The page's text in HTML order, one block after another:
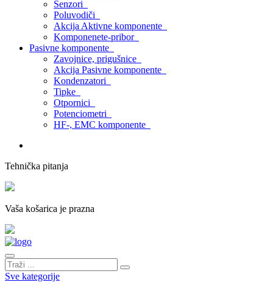
Senzori
Poluvodiči
Akcija Aktivne komponente
Komponenete-pribor
Pasivne komponente
Zavojnice, prigušnice
Akcija Pasivne komponente
Kondenzatori
Tipke
Otpornici
Potenciometri
HF-, EMC komponente
Tehnička pitanja
Vaša košarica je prazna
Sve kategorije